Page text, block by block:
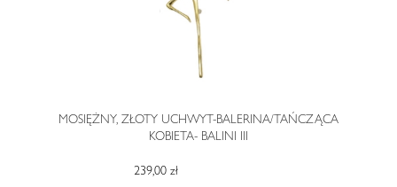
MOSIĘŻNY, ZŁOTY UCHWYT-BALERINA/TAŃCZĄCA
KOBIETA- BALINI III
239,00 zł